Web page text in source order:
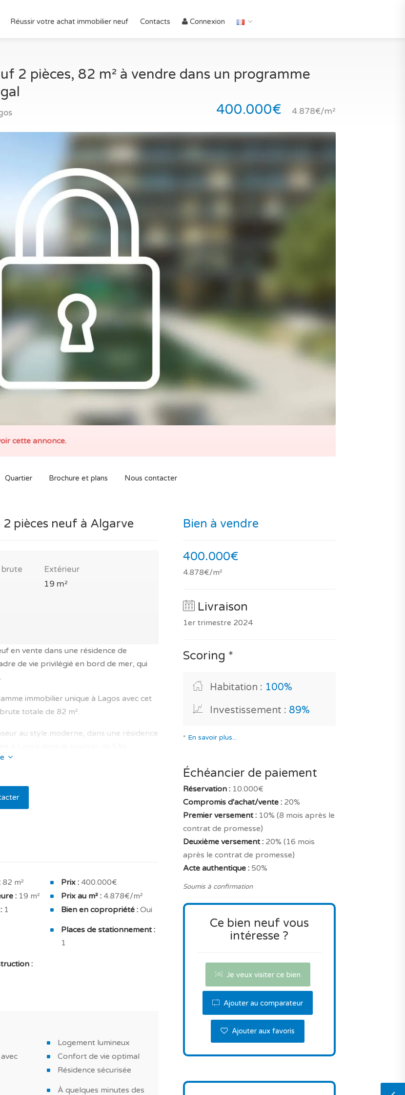
Réussir votre achat immobilier neuf Contacts Connexion
2 pièces, 82 m² à vendre dans un programme
400.000€ 4.878€/m²
cette annonce.
Quartier Brochure et plans Nous contacter
pièces neuf à Algarve
Extérieur
19 m²
en vente dans une résidence de
de vie privilégié en bord de mer, qui
immobilier unique à Lagos avec cet
totale de 82 m².
au style moderne, dans une résidence
compléter l'ensemble cellier de 2.59
une belle luminosité naturelle grâce à
pourrez apprécier également la vue
m² avec une orientation nord / est
à ses équipements : chauffage,
optimisée, logement économe en
de 19 m² qui offre un espace toujours
82 m²
: 19 m²
1
:
Prix : 400.000€
Prix au m² : 4.878€/m²
Bien en copropriété : Oui
Places de stationnement :
1
Logement lumineux
Confort de vie optimal
Résidence sécurisée
À quelques minutes des
Bien à vendre
400.000€
4.878€/m²
Livraison
1er trimestre 2024
Scoring *
Habitation : 100%
Investissement : 89%
* En savoir plus...
Échéancier de paiement
Réservation : 10.000€
Compromis d'achat/vente : 20%
Premier versement : 10% (8 mois après le
contrat de promesse)
Deuxième versement : 20% (16 mois
après le contrat de promesse)
Acte authentique : 50%
Soumis à confirmation
Ce bien neuf vous
intéresse ?
Je veux visiter ce bien
Ajouter au comparateur
Ajouter aux favoris